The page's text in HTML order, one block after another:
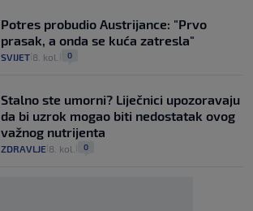
Potres probudio Austrijance: "Prvo
prasak, a onda se kuća zatresla"
SVIJET 8. kol. 0
Stalno ste umorni? Liječnici upozoravaju
da bi uzrok mogao biti nedostatak ovog
važnog nutrijenta
ZDRAVLJE 8. kol. 0